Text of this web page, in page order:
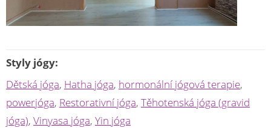
Styly jógy:
Dětská jóga, Hatha jóga, hormonální jógová terapie,
powerjóga, Restorativní jóga, Těhotenská jóga (gravid
jóga), Vinyasa jóga, Yin jóga